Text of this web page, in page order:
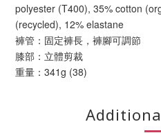
polyester (T400), 35% cotton
(recycled), 12% elastane
褲管：固定褲長，褲腳可調節
膝部：立體剪裁
重量：341g (38)